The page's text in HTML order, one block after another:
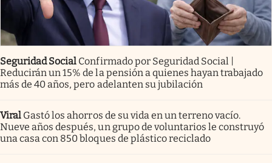
Seguridad Social Confirmado por Seguridad Social |
Reducirán un 15% de la pensión a quienes hayan trabajado
más de 40 años, pero adelanten su jubilación
Viral Gastó los ahorros de su vida en un terreno vacío.
Nueve años después, un grupo de voluntarios le construyó
una casa con 850 bloques de plástico reciclado